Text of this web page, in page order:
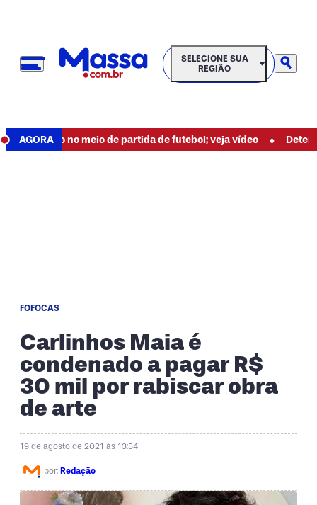
SELECIONE SUA REGIÃO
SELECIONE SUA
REGIÃO
AGORA
por raio no meio de partida de futebol; veja vídeo • Detento
FOFOCAS
Carlinhos Maia é
condenado a pagar R$
30 mil por rabiscar obra
de arte
19 de agosto de 2021 às 13:54
por: Redação